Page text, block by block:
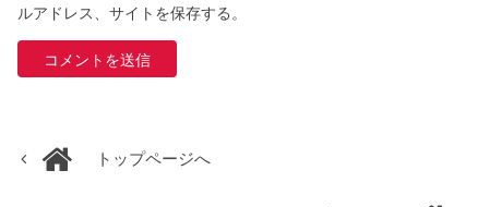
ルアドレス、サイトを保存する。
トップページへ